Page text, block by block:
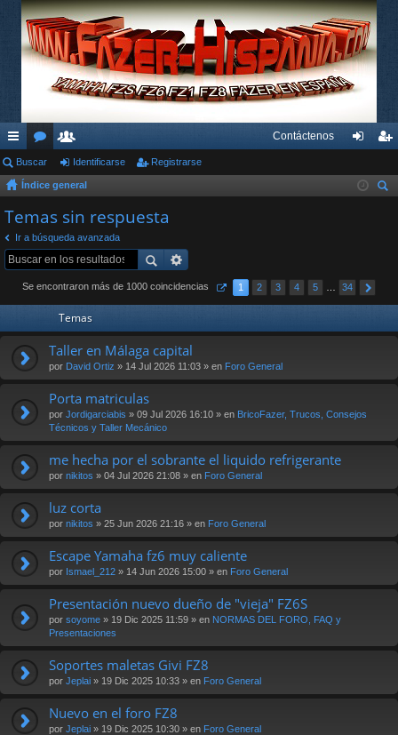
nl
ac
es
rá
pi
or
os
su
ari
os
Contáctenos
nti ist
Buscar Identificarse Registrarse
Índice general
Temas sin respuesta
Ir a búsqueda avanzada
Se encontraron más de 1000 coincidencias 1 2 3 4 5 34
Temas
Taller en Málaga capital
por David Ortiz » 14 Jul 2026 11:03 » en Foro General
Porta matriculas
por Jordigarciabis » 09 Jul 2026 16:10 » en BricoFazer, Trucos, Consejos
Técnicos y Taller Mecánico
me hecha por el sobrante el liquido refrigerante
por nikitos » 04 Jul 2026 21:08 » en Foro General
luz corta
por nikitos » 25 Jun 2026 21:16 » en Foro General
Escape Yamaha fz6 muy caliente
por Ismael_212 » 14 Jun 2026 15:00 » en Foro General
Presentación nuevo dueño de "vieja" FZ6S
por soyome » 19 Dic 2025 11:59 » en NORMAS DEL FORO, FAQ y
Presentaciones
Soportes maletas Givi FZ8
por Jeplai » 19 Dic 2025 10:33 » en Foro General
Nuevo en el foro FZ8
por Jeplai » 19 Dic 2025 10:30 » en Foro General